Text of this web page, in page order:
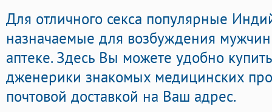
Для отличного секса популярные
назначаемые для возбуждения
аптеке. Здесь Вы можете удобно
дженерики знакомых медицинских
почтовой доставкой на Ваш адрес.